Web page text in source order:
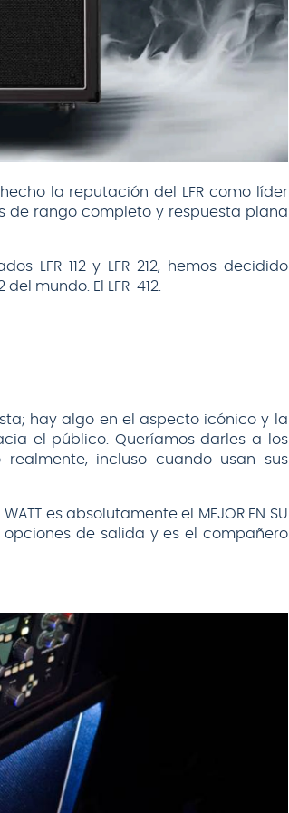
la reputación del LFR como líder
rango completo y respuesta plana
LFR-112 y LFR-212, hemos decidido
mundo. El LFR-412.
hay algo en el aspecto icónico y la
el público. Queríamos darles a los
incluso cuando usan sus
es absolutamente el MEJOR EN SU
opciones de salida y es el compañero